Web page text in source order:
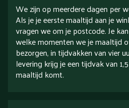
We zijn op meerdere dagen per
Als je je eerste maaltijd aan je
vragen we om je postcode. Je
welke momenten we je maaltijd
bezorgen, in tijdvakken van vier
levering krijg je een tijdvak van
maaltijd komt.